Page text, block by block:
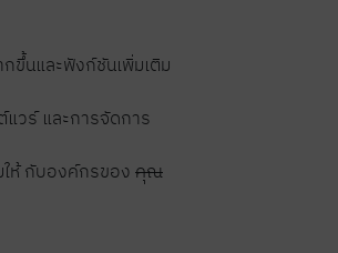
ขึ้นและฟังก์ชันเพิ่มเติม
แวร์ และการจัดการ
ให้ กับองค์กรของ คุณ